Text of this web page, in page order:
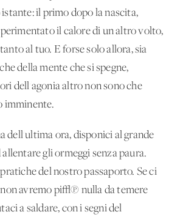
il primo dopo la nascita,
il calore di un altro volto,
al tuo. E forse solo allora, sia
della mente che si spegne,
dell'agonia altro non sono che
imminente.
dell'ultima ora, disponici al grande
gli ormeggi senza paura.
del nostro passaporto. Se ci
avremo pi√π nulla da temere
a saldare, con i segni del